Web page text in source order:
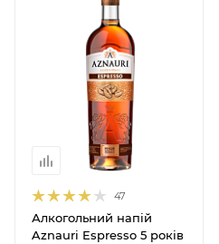
47
Алкогольний напій
Aznauri Espresso 5 років